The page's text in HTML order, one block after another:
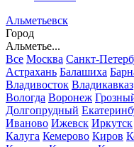
Альметьевск
Город
Альметье...
Все Москва Санкт-
Астрахань Балашиха
Владивосток Владикавказ
Вологда Воронеж
Долгопрудный
Иваново Ижевск Иркутск
Калуга Кемерово Киров